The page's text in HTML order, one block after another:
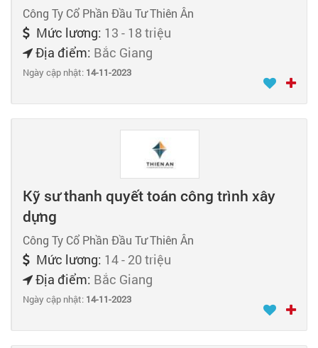
Công Ty Cổ Phần Đầu Tư Thiên Ân
Mức lương: 13 - 18 triệu
Địa điểm: Bắc Giang
Ngày cập nhật: 14-11-2023
Kỹ sư thanh quyết toán công trình xây
dựng
Công Ty Cổ Phần Đầu Tư Thiên Ân
Mức lương: 14 - 20 triệu
Địa điểm: Bắc Giang
Ngày cập nhật: 14-11-2023